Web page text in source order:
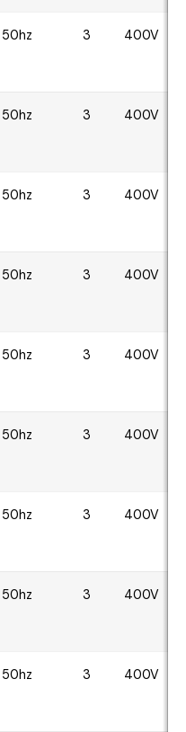
50hz 3 400V
50hz 3 400V
50hz 3 400V
50hz 3 400V
50hz 3 400V
50hz 3 400V
50hz 3 400V
50hz 3 400V
50hz 3 400V